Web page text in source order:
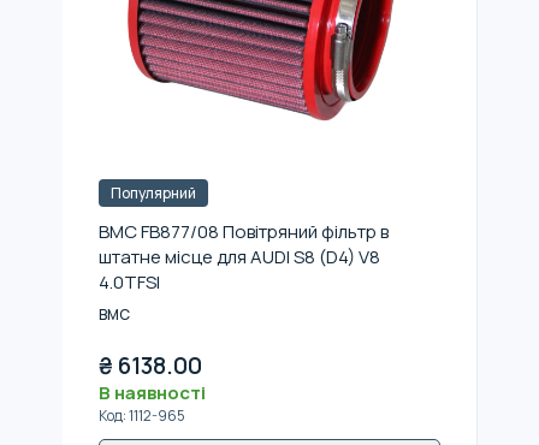
Популярний
BMC FB877/08 Повітряний фільтр в
штатне місце для AUDI S8 (D4) V8
4.0TFSI
BMC
₴ 6138.00
В наявності
Код:1112-965